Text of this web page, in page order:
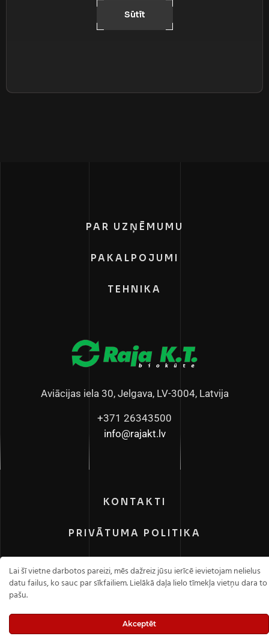
Sūtīt
PAR UZŅĒMUMU
PAKALPOJUMI
TEHNIKA
Aviācijas iela 30, Jelgava, LV-3004, Latvija
+371 26343500
info@rajakt.lv
KONTAKTI
PRIVĀTUMA POLITIKA
, Visas tiesības aizsargātas.